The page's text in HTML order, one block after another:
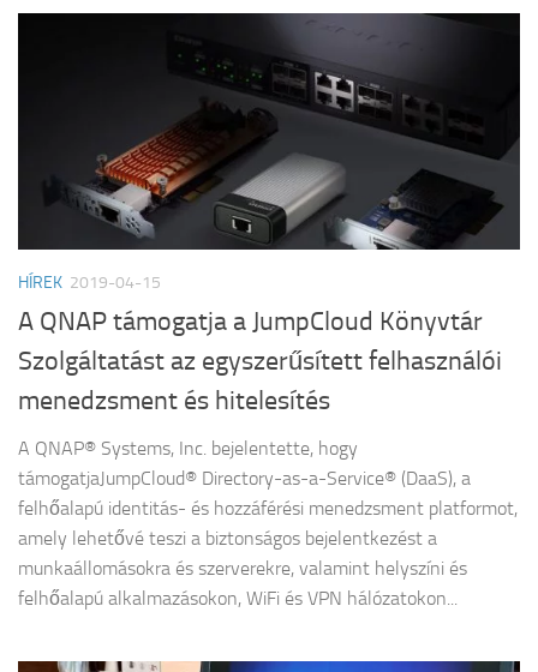
HÍREK 2019-04-15
A QNAP támogatja a JumpCloud Könyvtár
Szolgáltatást az egyszerűsített felhasználói
menedzsment és hitelesítés
A QNAP® Systems, Inc. bejelentette, hogy
támogatjaJumpCloud® Directory-as-a-Service® (DaaS), a
felhőalapú identitás- és hozzáférési menedzsment platformot,
amely lehetővé teszi a biztonságos bejelentkezést a
munkaállomásokra és szerverekre, valamint helyszíni és
felhőalapú alkalmazásokon, WiFi és VPN hálózatokon...